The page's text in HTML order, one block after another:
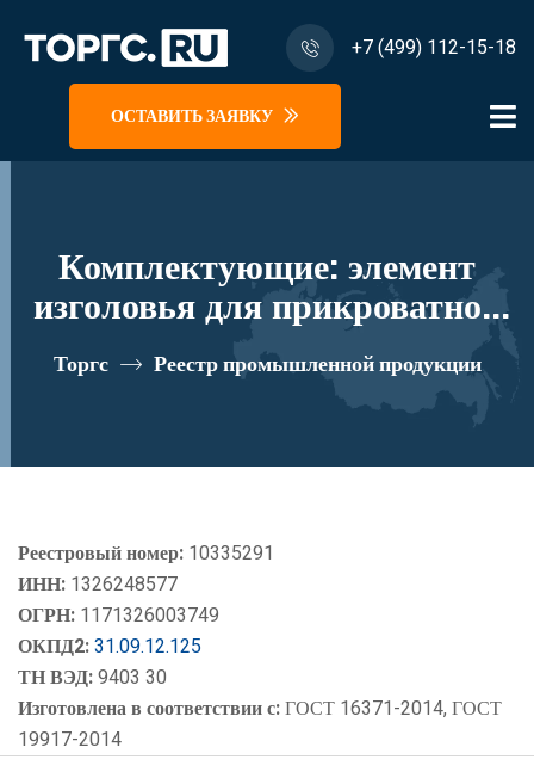
+7 (499) 112-15-18
ОСТАВИТЬ ЗАЯВКУ
Комплектующие: элемент
изголовья для прикроватной
тумбы 48*3.6*95 "Модена"
МО 413 реестровый номер
Торгс Реестр промышленной продукции
Реестровый номер: 10335291
ИНН: 1326248577
ОГРН: 1171326003749
ОКПД2:31.09.12.125
ТН ВЭД:9403 30
Изготовлена в соответствии с:ГОСТ 16371-2014, ГОСТ
19917-2014